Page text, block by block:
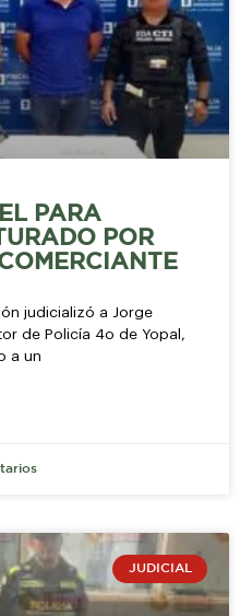
PARA
POR
judicializó a Jorge
de Policía 4o de Yopal,
a un
JUDICIAL